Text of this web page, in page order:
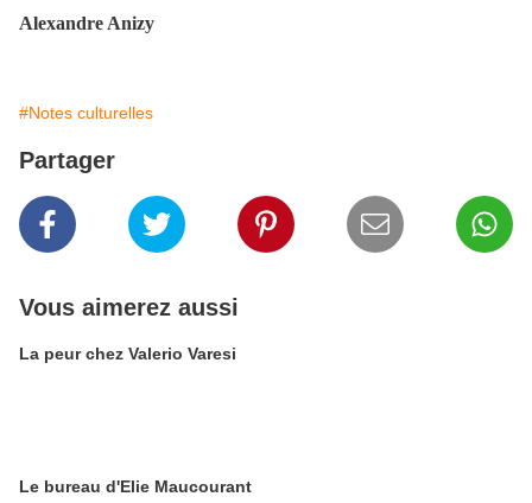
Alexandre Anizy
#Notes culturelles
Partager
Vous aimerez aussi
La peur chez Valerio Varesi
Le bureau d'Elie Maucourant